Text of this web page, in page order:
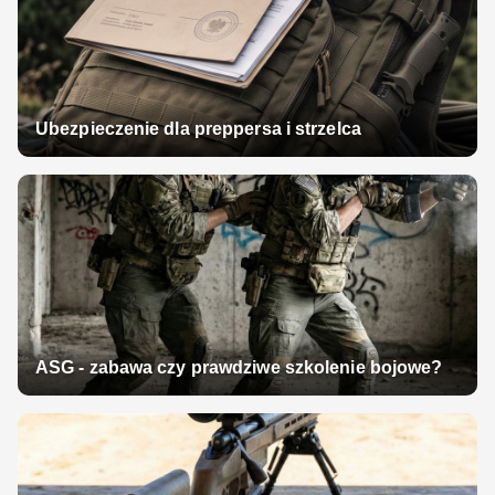
Ubezpieczenie dla preppersa i strzelca
ASG - zabawa czy prawdziwe szkolenie bojowe?